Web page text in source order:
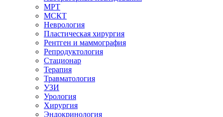
МРТ
МСКТ
Неврология
Пластическая хирургия
Рентген и маммография
Репродуктология
Стационар
Терапия
Травматология
УЗИ
Урология
Хирургия
Эндокринология